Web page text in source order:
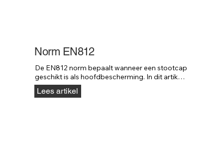
Norm EN812
De EN812 norm bepaalt wanneer een stootcap
geschikt is als hoofdbescherming. In dit artikel
leggen we uit wat deze norm precies inhoudt
en waar deze voor bedoeld is.
Lees artikel